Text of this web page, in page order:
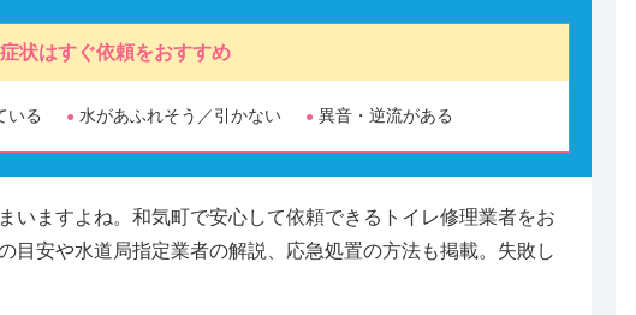
状はすぐ依頼をおすすめ
いる 水があふれそう／引かない 異音・逆流がある
いますよね。和気町で安心して依頼できるトイレ修理業者をお
目安や水道局指定業者の解説、応急処置の方法も掲載。失敗し